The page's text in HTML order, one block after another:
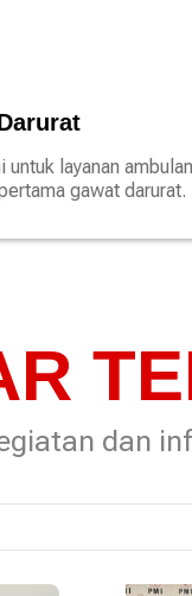
untuk layanan
gawat darurat.
dan